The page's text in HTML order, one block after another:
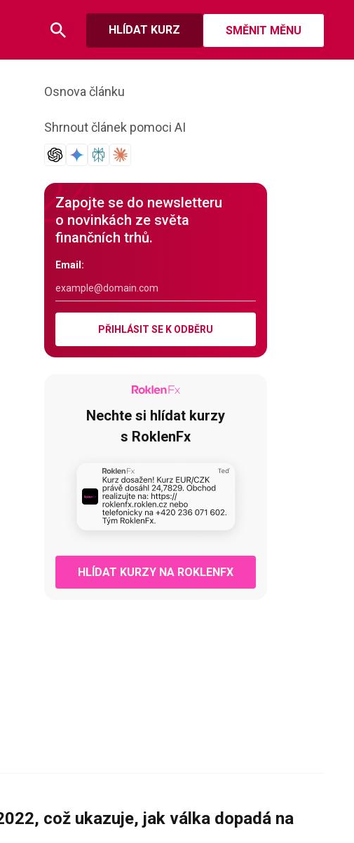
HLÍDAT KURZ SMĚNIT MĚNU
Osnova článku
Shrnout článek pomoci AI
Zapojte se do newsletteru
o novinkách ze světa
finančních trhů.
Email:
PŘIHLÁSIT SE K ODBĚRU
Nechte si hlídat kurzy
s RoklenFx
HLÍDAT KURZY NA ROKLENFX
což ukazuje, jak válka dopadá na